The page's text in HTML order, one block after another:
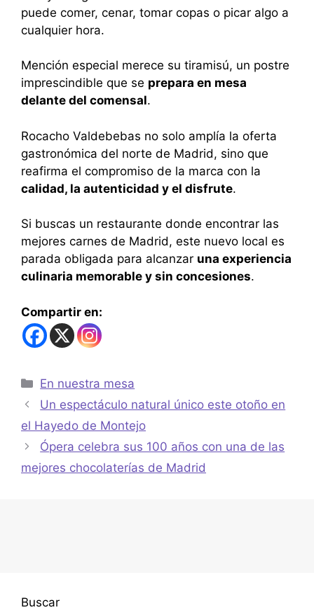
puede comer, cenar, tomar copas o picar algo a
cualquier hora.
Mención especial merece su tiramisú, un postre
imprescindible que se prepara en mesa
delante del comensal.
Rocacho Valdebebas no solo amplía la oferta
gastronómica del norte de Madrid, sino que
reafirma el compromiso de la marca con la
calidad, la autenticidad y el disfrute.
Si buscas un restaurante donde encontrar las
mejores carnes de Madrid, este nuevo local es
parada obligada para alcanzar una experiencia
culinaria memorable y sin concesiones.
Compartir en:
En nuestra mesa
Un espectáculo natural único este otoño en
el Hayedo de Montejo
Ópera celebra sus 100 años con una de las
mejores chocolaterías de Madrid
Buscar